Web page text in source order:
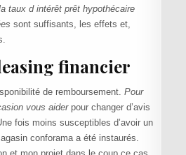
taux d intérêt prêt hypothécaire
sont suffisants, les effets et,
financier
de remboursement. Pour
vous aiderpour changer d’avis
fois moins susceptibles d’avoir un
conforama a été instaurés.